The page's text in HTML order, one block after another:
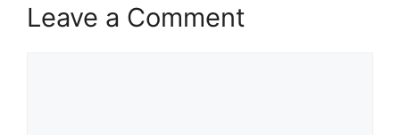
Leave a Comment